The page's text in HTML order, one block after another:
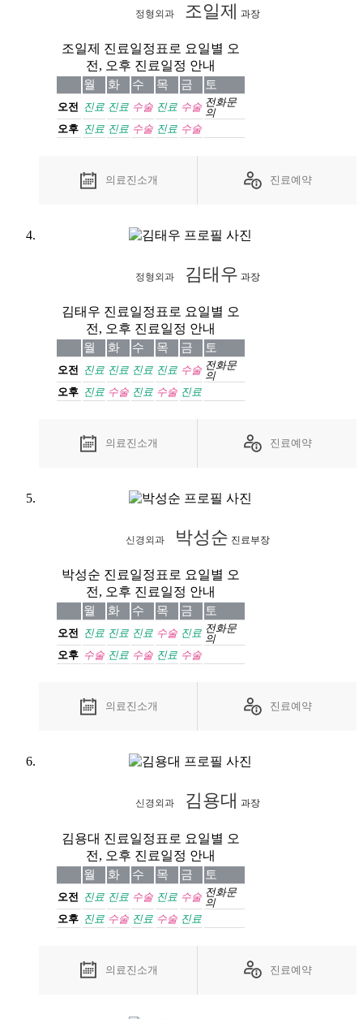
정형외과 조일제 과장
의료진소개 진료예약
조일제 진료일정표로 요일별 오
전, 오후 진료일정 안내
월 화 수 목 금 토
오전 진료 진료 수술 진료 수술 전화문
의
오후 진료 진료 수술 진료 수술
정형외과 김태우 과장
의료진소개 진료예약
김태우 진료일정표로 요일별 오
전, 오후 진료일정 안내
월 화 수 목 금 토
오전 진료 진료 진료 진료 수술 전화문
의
오후 진료 수술 진료 수술 진료
신경외과 박성순 진료부장
의료진소개 진료예약
박성순 진료일정표로 요일별 오
전, 오후 진료일정 안내
월 화 수 목 금 토
오전 진료 진료 진료 수술 진료 전화문
의
오후 수술 진료 수술 진료 수술
신경외과 김용대 과장
의료진소개 진료예약
김용대 진료일정표로 요일별 오
전, 오후 진료일정 안내
월 화 수 목 금 토
오전 진료 진료 수술 진료 수술 전화문
의
오후 진료 수술 진료 수술 진료